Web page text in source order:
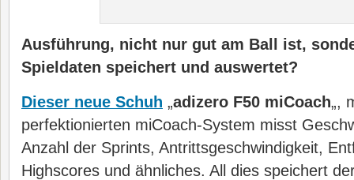
Ausführung, nicht nur gut am Ball ist,
Spieldaten speichert und auswertet?
Dieser neue Schuh „adizero F50 miCoach„,
perfektionierten miCoach-System misst
Anzahl der Sprints, Antrittsgeschwindigkeit,
Highscores und ähnliches. All dies speichert